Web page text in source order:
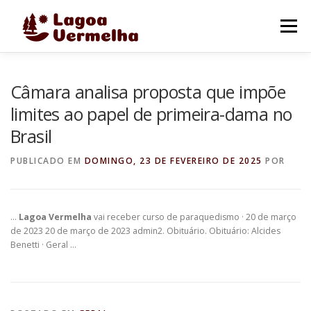
Menu
FALE CONOSCO
Câmara analisa proposta que impõe
limites ao papel de primeira-dama no
Brasil
PUBLICADO EM DOMINGO, 23 DE FEVEREIRO DE 2025 POR
… Lagoa Vermelha vai receber curso de paraquedismo · 20 de março
de 2023 20 de março de 2023 admin2. Obituário. Obituário: Alcides
Benetti · Geral …